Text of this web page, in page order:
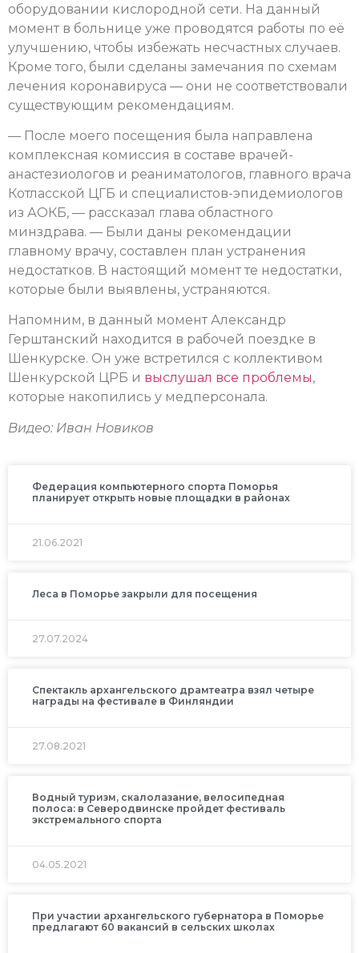
оборудовании кислородной сети. На данный
момент в больнице уже проводятся работы по её
улучшению, чтобы избежать несчастных случаев.
Кроме того, были сделаны замечания по схемам
лечения коронавируса — они не соответствовали
существующим рекомендациям.
— После моего посещения была направлена
комплексная комиссия в составе врачей-
анастезиологов и реаниматологов, главного врача
Котласской ЦГБ и специалистов-эпидемиологов
из АОКБ, — рассказал глава областного
минздрава. — Были даны рекомендации
главному врачу, составлен план устранения
недостатков. В настоящий момент те недостатки,
которые были выявлены, устраняются.
Напомним, в данный момент Александр
Герштанский находится в рабочей поездке в
Шенкурске. Он уже встретился с коллективом
Шенкурской ЦРБ и выслушал все проблемы,
которые накопились у медперсонала.
Видео: Иван Новиков
Федерация компьютерного спорта Поморья
планирует открыть новые площадки в районах
21.06.2021
Леса в Поморье закрыли для посещения
27.07.2024
Спектакль архангельского драмтеатра взял четыре
награды на фестивале в Финляндии
27.08.2021
Водный туризм, скалолазание, велосипедная
полоса: в Северодвинске пройдет фестиваль
экстремального спорта
04.05.2021
При участии архангельского губернатора в Поморье
предлагают 60 вакансий в сельских школах